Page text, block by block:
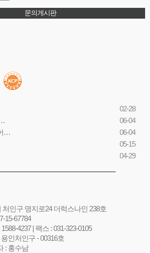
문의게시판
02-28
06-04
…
06-04
05-15
04-29
처인구 명지로24 더럭스나인 238호
15-67784
4237 | 팩스 : 031-323-0105
인처인구 - 00316호
: 홍수남